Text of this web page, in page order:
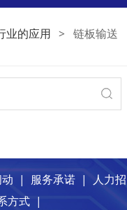
业的应用 >
链板输送
| 服务承诺|
人力招
方式|